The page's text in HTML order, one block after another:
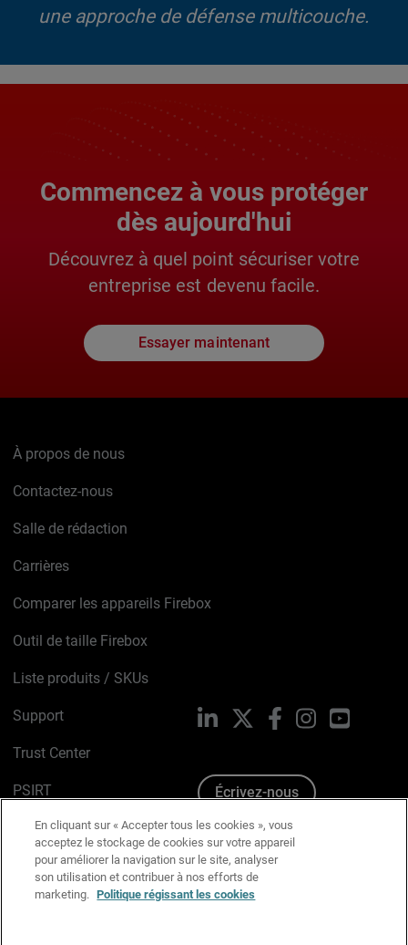
une approche de défense multicouche.
Lire l'article complet >
Commencez à vous protéger
dès aujourd'hui
Découvrez à quel point sécuriser votre
entreprise est devenu facile.
Essayer maintenant
À propos de nous
Contactez-nous
Salle de rédaction
Carrières
Comparer les appareils Firebox
Outil de taille Firebox
Liste produits / SKUs
Support
Trust Center
PSIRT
Avis sur les cookies
Politique de confidentialité
Charte Graphique
LinkedIn FacebookInstagramYouTube
Écrivez-nous
En cliquant sur « Accepter tous les cookies », vous
acceptez le stockage de cookies sur votre appareil
pour améliorer la navigation sur le site, analyser
son utilisation et contribuer à nos efforts de
marketing. Politique régissant les cookies